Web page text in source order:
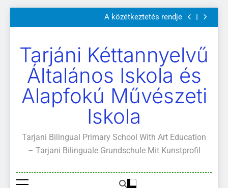
a
Szülői értekezletek 2026. május 04-14.
A közétkeztetés rendje
Kötelező és ajánlott olvasmányok
Szülői értekezletek 2026. május 04-14.
A közétkeztetés rendje
Kötelező és ajánlott olvasmányok
A Mi Világunk!
Tarjáni Kéttannyelvű
Általános Iskola és
Alapfokú Művészeti
Iskola
Tarjani Bilingual Primary School With Art Education
– Tarjani Bilinguale Grundschule Mit Kunstprofil